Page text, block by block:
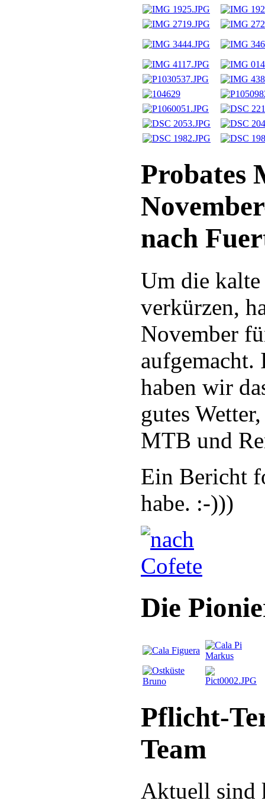
Probates
nach
Um die kalte
verkürzen,
November
haben wir
gutes
MTB und
Ein Bericht
habe. :-)))
Die
Pflicht-
Team
Aktuell sind